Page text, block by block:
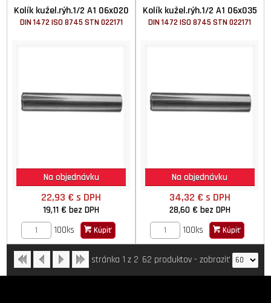
Kolík kužel.rýh.1/2 A1 06x020
DIN 1472 ISO 8745 STN 022171
Na objednávku
22,93 €s DPH
19,11 €bez DPH
100ks
Kúpiť
Kolík kužel.rýh.1/2 A1 06x035
DIN 1472 ISO 8745 STN 022171
Na objednávku
34,32 € s DPH
28,60 € bez DPH
100ks
Kúpiť
stránka 1 z 2 62 produktov- zobraziť